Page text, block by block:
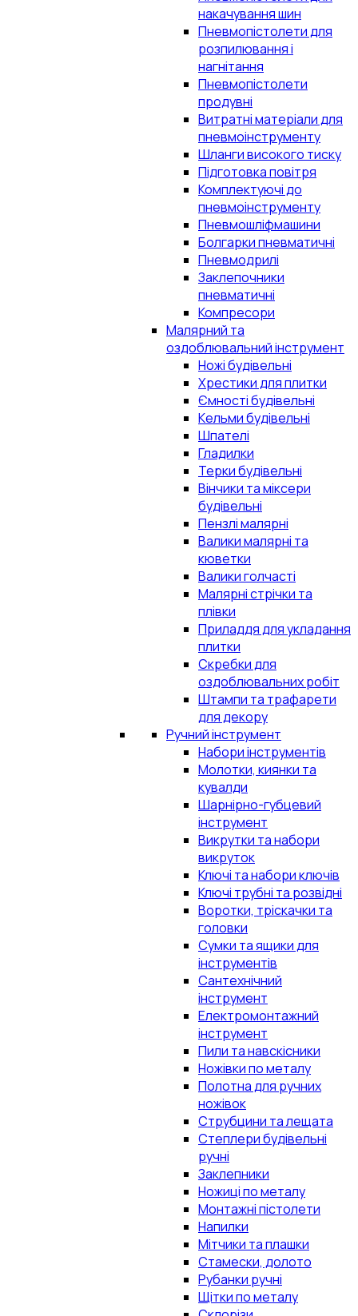
накачування шин
Пневмопістолети для
розпилювання і
нагнітання
Пневмопістолети
продувні
Витратні матеріали для
пневмоінструменту
Шланги високого тиску
Підготовка повітря
Комплектуючі до
пневмоінструменту
Пневмошліфмашини
Болгарки пневматичні
Пневмодрилі
Заклепочники
пневматичні
Компресори
Малярний та
оздоблювальний інструмент
Ножі будівельні
Хрестики для плитки
Ємності будівельні
Кельми будівельні
Шпателі
Гладилки
Терки будівельні
Вінчики та міксери
будівельні
Пензлі малярні
Валики малярні та
кюветки
Валики голчасті
Малярні стрічки та
плівки
Приладдя для укладання
плитки
Скребки для
оздоблювальних робіт
Штампи та трафарети
для декору
Ручний інструмент
Набори інструментів
Молотки, киянки та
кувалди
Шарнірно-губцевий
інструмент
Викрутки та набори
викруток
Ключі та набори ключів
Ключі трубні та розвідні
Воротки, тріскачки та
головки
Сумки та ящики для
інструментів
Сантехнічний
інструмент
Електромонтажний
інструмент
Пили та навскісники
Ножівки по металу
Полотна для ручних
ножівок
Струбцини та лещата
Степлери будівельні
ручні
Заклепники
Ножиці по металу
Монтажні пістолети
Напилки
Мітчики та плашки
Стамески, долото
Рубанки ручні
Щітки по металу